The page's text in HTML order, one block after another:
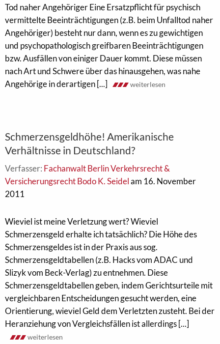
Tod naher Angehöriger Eine Ersatzpflicht für psychisch
vermittelte Beeinträchtigungen (z.B. beim Unfalltod naher
Angehöriger) besteht nur dann, wenn es zu gewichtigen
und psychopathologisch greifbaren Beeinträchtigungen
bzw. Ausfällen von einiger Dauer kommt. Diese müssen
nach Art und Schwere über das hinausgehen, was nahe
Angehörige in derartigen [...]
weiterlesen
Schmerzensgeldhöhe! Amerikanische
Verhältnisse in Deutschland?
Verfasser: Fachanwalt Berlin Verkehrsrecht &
Versicherungsrecht Bodo K. Seidelam 16. November
2011
Wieviel ist meine Verletzung wert? Wieviel
Schmerzensgeld erhalte ich tatsächlich? Die Höhe des
Schmerzensgeldes ist in der Praxis aus sog.
Schmerzensgeldtabellen (z.B. Hacks vom ADAC und
Slizyk vom Beck-Verlag) zu entnehmen. Diese
Schmerzensgeldtabellen geben, indem Gerichtsurteile mit
vergleichbaren Entscheidungen gesucht werden, eine
Orientierung, wieviel Geld dem Verletzten zusteht. Bei der
Heranziehung von Vergleichsfällen ist allerdings [...]
weiterlesen